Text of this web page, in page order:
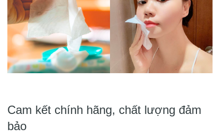
Cam kết chính hãng, chất lượng đảm
bảo